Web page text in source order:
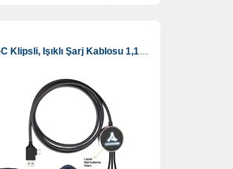
Datalı Type-C Klipsli, Işıklı Şarj Kablosu 1,15 Cm